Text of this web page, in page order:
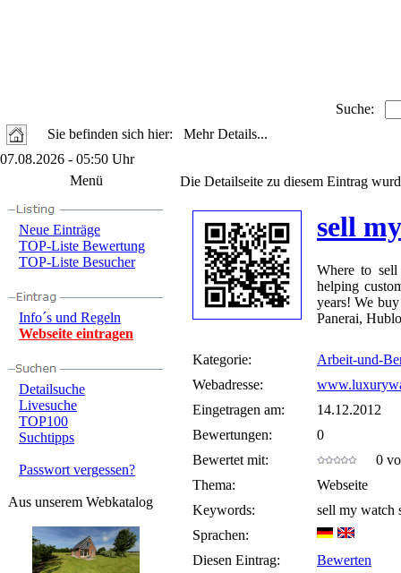
Suche:
Sie befinden sich hier: Mehr Details...
07.08.2026 - 05:50 Uhr
Menü
Neue Einträge
TOP-Liste Bewertung
TOP-Liste Besucher
Info´s und Regeln
Webseite eintragen
Detailsuche
Livesuche
TOP100
Suchtipps
Passwort vergessen?
Aus unserem Webkatalog
Die Detailseite zu diesem Eintrag
sell
Where to
helping
years! We
Panerai,
Kategorie:
Arbeit-und-
Webadresse:
Eingetragen am:
14.12.2012
Bewertungen:
0
Bewertet mit:
0
Thema:
Webseite
Keywords:
sell my watch
Sprachen:
Diesen Eintrag:
Bewerten